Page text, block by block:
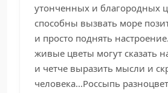
утонченных и благородных
способны вызвать море
и просто поднять
живые цветы могут сказать
и четче выразить мысли и
человека...Россыпь